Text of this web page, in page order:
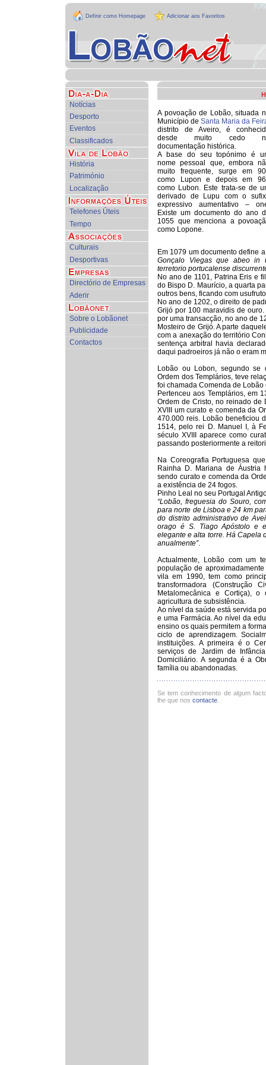
Definir como Homepage Adicionar aos Favoritos
Notícias
Desporto
Eventos
Classificados
História
Património
Localização
Telefones Úteis
Tempo
Culturais
Desportivas
Directório de Empresas
Aderir
Sobre o Lobãonet
Publicidade
Contactos
A povoação de Lobão, situada
Município de Santa Maria da
distrito de Aveiro, é
desde muito cedo
documentação histórica.
A base do seu topónimo é
nome pessoal que, embora
muito frequente, surge em
como Lupon e depois em
como Lubon. Este trata-se de
derivado de Lupu com o
expressivo aumentativo –
Existe um documento do ano
1055 que menciona a
como Lopone.
Em 1079 um documento define
Gonçalo Viegas que abeo in
terretorio portucalense
No ano de 1101, Patrina Eris e
do Bispo D. Maurício, a quarta
outros bens, ficando com
No ano de 1202, o direito de
Grijó por 100 maravidis de
por uma transacção, no ano de
Mosteiro de Grijó. A parte
com a anexação do território
sentença arbitral havia
daqui padroeiros já não o eram
Lobão ou Lobon, segundo se
Ordem dos Templários, teve
foi chamada Comenda de
Pertenceu aos Templários, em
Ordem de Cristo, no reinado de
XVIII um curato e comenda da
470.000 reis. Lobão beneficiou
1514, pelo rei D. Manuel I, à
século XVIII aparece como
passando posteriormente a
Na Coreografia Portuguesa
Rainha D. Mariana de
sendo curato e comenda da
a existência de 24 fogos.
Pinho Leal no seu Portugal
“Lobão, freguesia do Souro,
para norte de Lisboa e 24 km
do distrito administrativo de
orago é S. Tiago Apóstolo e
elegante e alta torre. Há Capela
anualmente”.
Actualmente, Lobão com um
população de
vila em 1990, tem como
transformadora (Construção
Metalomecânica e Cortiça),
agricultura de subsistência.
Ao nível da saúde está servida
e uma Farmácia. Ao nível da
ensino os quais permitem a
ciclo de aprendizagem.
instituições. A primeira é o
serviços de Jardim de
Domiciliário. A segunda é a
família ou abandonadas.
Se tem conhecimento de algum
lhe que nos contacte